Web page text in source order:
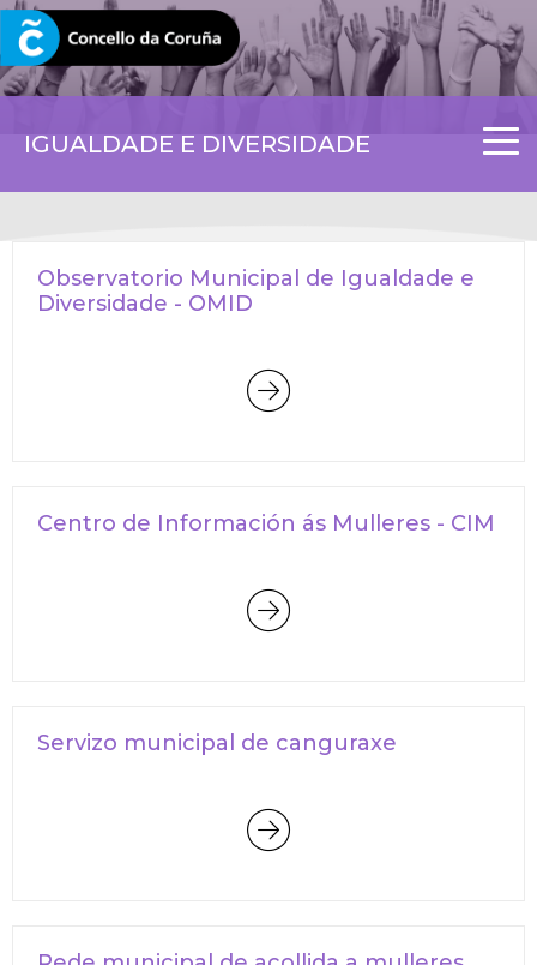
IGUALDADE E DIVERSIDADE
CORUNA.GAL
Observatorio Municipal de Igualdade e
Diversidade - OMID
Centro de Información ás Mulleres - CIM
Servizo municipal de canguraxe